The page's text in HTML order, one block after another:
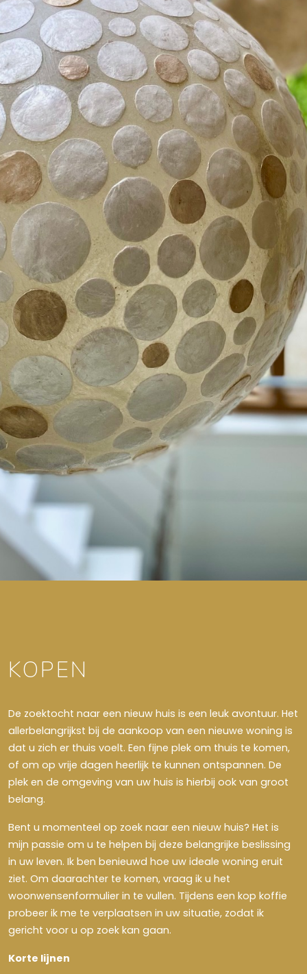
KOPEN
De zoektocht naar een nieuw huis is een leuk avontuur. Het
allerbelangrijkst bij de aankoop van een nieuwe woning is
dat u zich er thuis voelt. Een fijne plek om thuis te komen,
of om op vrije dagen heerlijk te kunnen ontspannen. De
plek en de omgeving van uw huis is hierbij ook van groot
belang.
Bent u momenteel op zoek naar een nieuw huis? Het is
mijn passie om u te helpen bij deze belangrijke beslissing
in uw leven. Ik ben benieuwd hoe uw ideale woning eruit
ziet. Om daarachter te komen, vraag ik u het
woonwensenformulier in te vullen. Tijdens een kop koffie
probeer ik me te verplaatsen in uw situatie, zodat ik
gericht voor u op zoek kan gaan.
Korte lijnen